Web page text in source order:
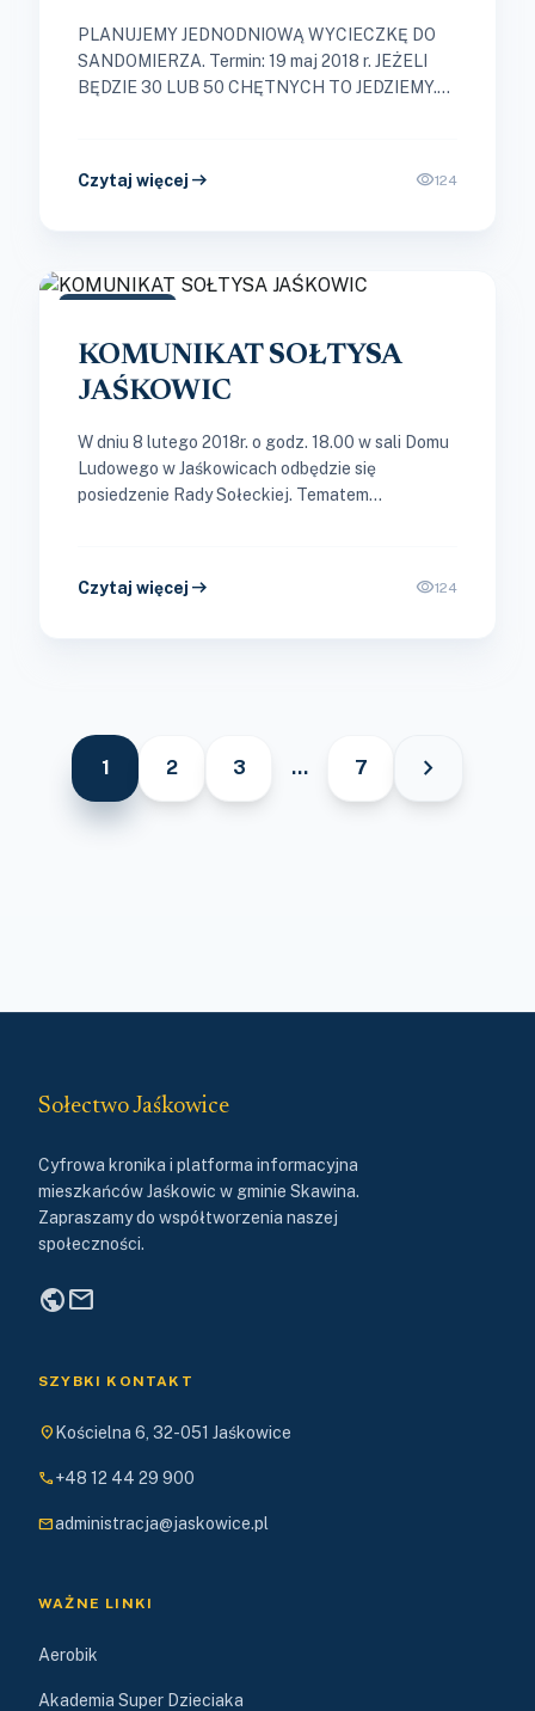
PLANUJEMY JEDNODNIOWĄ WYCIECZKĘ DO
SANDOMIERZA. Termin: 19 maj 2018 r. JEŻELI
BĘDZIE 30 LUB 50 CHĘTNYCH TO JEDZIEMY.
Czytaj więcej arrow_right_alt visibility124
KOMUNIKAT SOŁTYSA
JAŚKOWIC
W dniu 8 lutego 2018r. o godz. 18.00 w sali Domu
Ludowego w Jaśkowicach odbędzie się
posiedzenie Rady Sołeckiej. Tematem
Czytaj więcej arrow_right_alt visibility124
1 2 3 … 7 chevron_right
Sołectwo Jaśkowice
Cyfrowa kronika i platforma informacyjna
mieszkańców Jaśkowic w gminie Skawina.
Zapraszamy do współtworzenia naszej
społeczności.
publicmail
SZYBKI KONTAKT
location_on Kościelna 6, 32-051 Jaśkowice
phone+48 12 44 29 900
mailadministracja@jaskowice.pl
WAŻNE LINKI
Aerobik
Akademia Super Dzieciaka